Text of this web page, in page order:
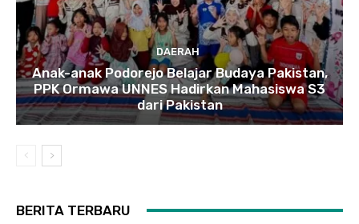
DAERAH
Anak-anak Podorejo Belajar Budaya Pakistan,
PPK Ormawa UNNES Hadirkan Mahasiswa S3
dari Pakistan
BERITA TERBARU